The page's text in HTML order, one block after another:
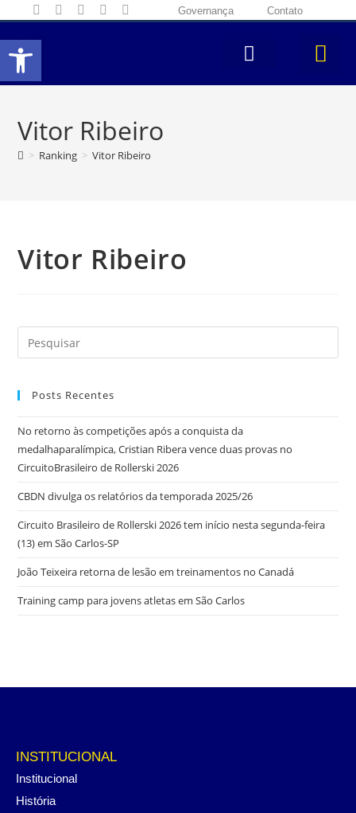
Abrir a barra de ferramentas
Governança Contato
Vitor Ribeiro
> Ranking > Vitor Ribeiro
Vitor Ribeiro
Posts Recentes
No retorno às competições após a conquista da
medalhaparalímpica, Cristian Ribera vence duas provas no
CircuitoBrasileiro de Rollerski 2026
CBDN divulga os relatórios da temporada 2025/26
Circuito Brasileiro de Rollerski 2026 tem início nesta segunda-feira
(13) em São Carlos-SP
João Teixeira retorna de lesão em treinamentos no Canadá
Training camp para jovens atletas em São Carlos
INSTITUCIONAL
Institucional
História